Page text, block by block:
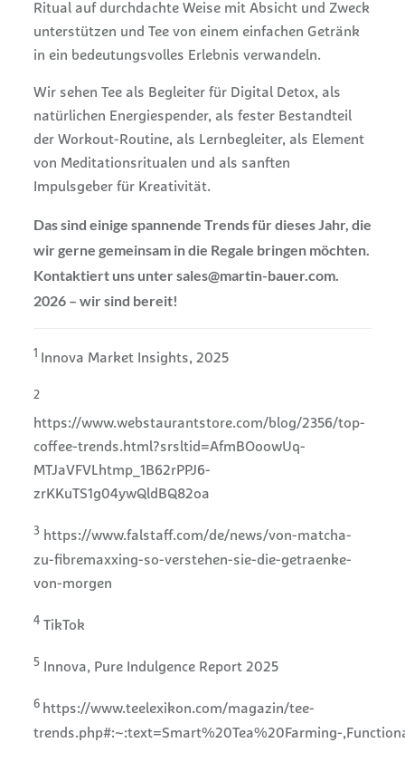
Ritual auf durchdachte Weise mit Absicht und Zweck
unterstützen und Tee von einem einfachen Getränk
in ein bedeutungsvolles Erlebnis verwandeln.
Wir sehen Tee als Begleiter für Digital Detox, als
natürlichen Energiespender, als fester Bestandteil
der Workout-Routine, als Lernbegleiter, als Element
von Meditationsritualen und als sanften
Impulsgeber für Kreativität.
Das sind einige spannende Trends für dieses Jahr, die
wir gerne gemeinsam in die Regale bringen möchten.
Kontaktiert uns unter sales@martin-bauer.com.
2026 – wir sind bereit!
1 Innova Market Insights, 2025
2
https://www.webstaurantstore.com/blog/2356/top-
coffee-trends.html?srsltid=AfmBOoowUq-
MTJaVFVLhtmp_1B62rPPJ6-
zrKKuTS1g04ywQldBQ82oa
3 https://www.falstaff.com/de/news/von-matcha-
zu-fibremaxxing-so-verstehen-sie-die-getraenke-
von-morgen
4TikTok
5Innova, Pure Indulgence Report 2025
6 https://www.teelexikon.com/magazin/tee-
trends.php#:~:text=Smart%20Tea%20Farming-